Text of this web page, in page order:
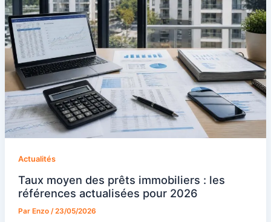
Actualités
Taux moyen des prêts immobiliers : les
références actualisées pour 2026
Par Enzo /23/05/2026